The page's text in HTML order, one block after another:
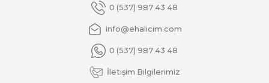
Gönder
0 (537) 987 43 48
info@ehalicim.com
0 (537) 987 43 48
İletişim Bilgilerimiz